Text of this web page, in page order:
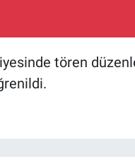
tören